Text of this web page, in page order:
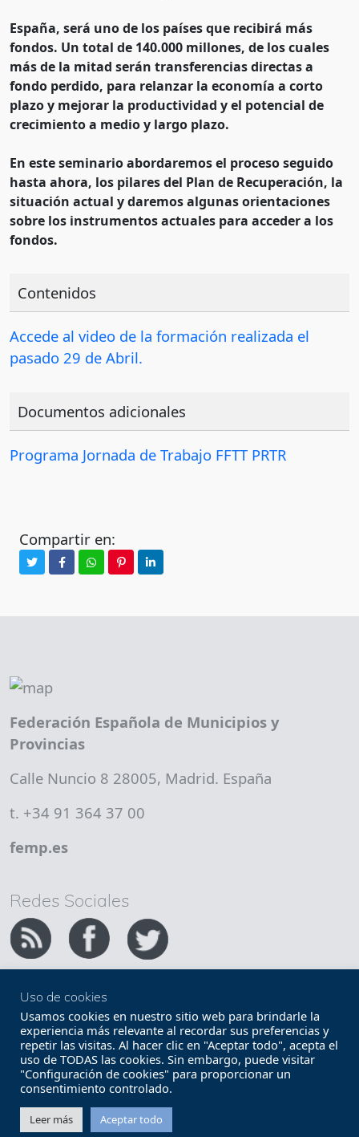
España, será uno de los países que recibirá más
fondos. Un total de 140.000 millones, de los cuales
más de la mitad serán transferencias directas a
fondo perdido, para relanzar la economía a corto
plazo y mejorar la productividad y el potencial de
crecimiento a medio y largo plazo.
En este seminario abordaremos el proceso seguido
hasta ahora, los pilares del Plan de Recuperación, la
situación actual y daremos algunas orientaciones
sobre los instrumentos actuales para acceder a los
fondos.
Contenidos
Accede al video de la formación realizada el
pasado 29 de Abril.
Documentos adicionales
Programa Jornada de Trabajo FFTT PRTR
Compartir en:
Federación Española de Municipios y
Provincias
Calle Nuncio 8 28005, Madrid. España
t. +34 91 364 37 00
femp.es
Redes Sociales
Copyright FEMP
Accesibilidad
Términos legales
Política de privacidad
Términos y condiciones de uso
Mapa web
Contacto
Uso de cookies
Usamos cookies en nuestro sitio web para brindarle la
experiencia más relevante al recordar sus preferencias y
repetir las visitas. Al hacer clic en "Aceptar todo", acepta el
uso de TODAS las cookies. Sin embargo, puede visitar
"Configuración de cookies" para proporcionar un
consentimiento controlado.
Leer más Aceptar todo